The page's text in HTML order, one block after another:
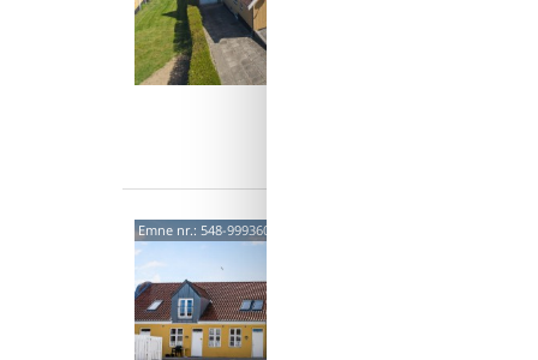
Emne nr.: 548-99936084